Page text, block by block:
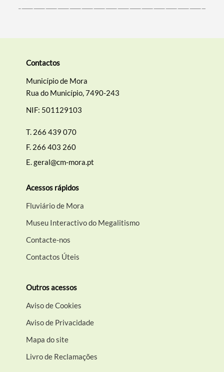
Contactos
Município de Mora
Rua do Município, 7490-243
NIF: 501129103
T. 266 439 070
F. 266 403 260
E.geral@cm-mora.pt
Acessos rápidos
Fluviário de Mora
Museu Interactivo do Megalitismo
Contacte-nos
Contactos Úteis
Outros acessos
Aviso de Cookies
Aviso de Privacidade
Mapa do site
Livro de Reclamações